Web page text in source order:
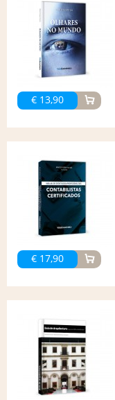
€ 13,90
€ 17,90